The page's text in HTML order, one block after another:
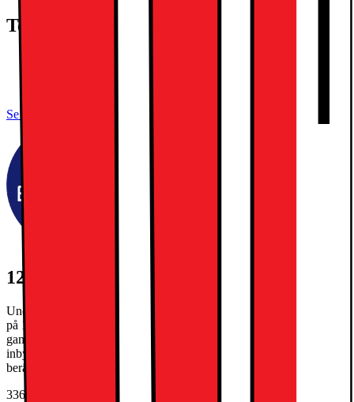
Teknisk specifikation
Se alla specifikationer
1250:- EXTRA INBYTESRABATT
Under kampanjperioden 27/7-30/8/2026 får du extra inbytesrabatt
på 1250kr när du byter in din gamla iPad och köper en ny. Din
gamla iPad måste ha ett inbytesvärde på minst 300kr. Gäller max en
inbytesrabatt per köp. Slutgiltigt inbytesvärde på din gamla telefon
beräknas i butik.
33695.-